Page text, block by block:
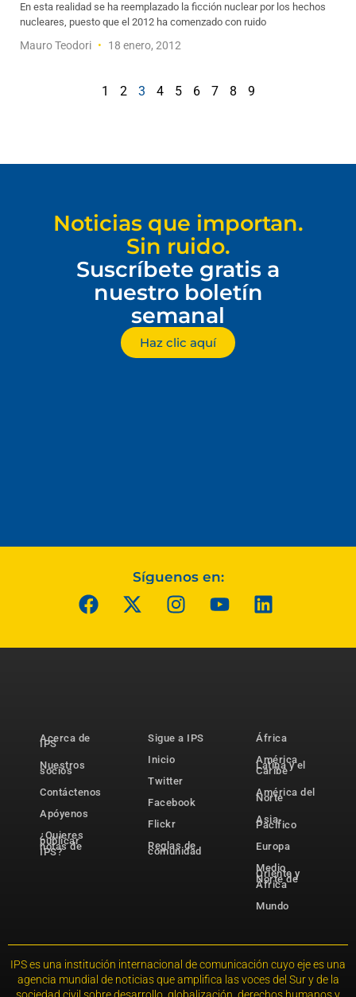
En esta realidad se ha reemplazado la ficción nuclear por los hechos
nucleares, puesto que el 2012 ha comenzado con ruido
Mauro Teodori 18 enero, 2012
1 2 3 4 5 6 7 8 9
Noticias que importan.
Sin ruido.
Suscríbete gratis a
nuestro boletín
semanal
Haz clic aquí
Síguenos en:
Acerca de
IPS
Nuestros
socios
Contáctenos
Apóyenos
¿Quieres
publicar
notas de
IPS?
Sigue a IPS
Inicio
Twitter
Facebook
Flickr
Reglas de
comunidad
África
América
Latina y el
Caribe
América del
Norte
Asia-
Pacífico
Europa
Medio
Oriente y
Norte de
África
Mundo
IPS es una institución internacional de comunicación cuyo eje es una
agencia mundial de noticias que amplifica las voces del Sur y de la